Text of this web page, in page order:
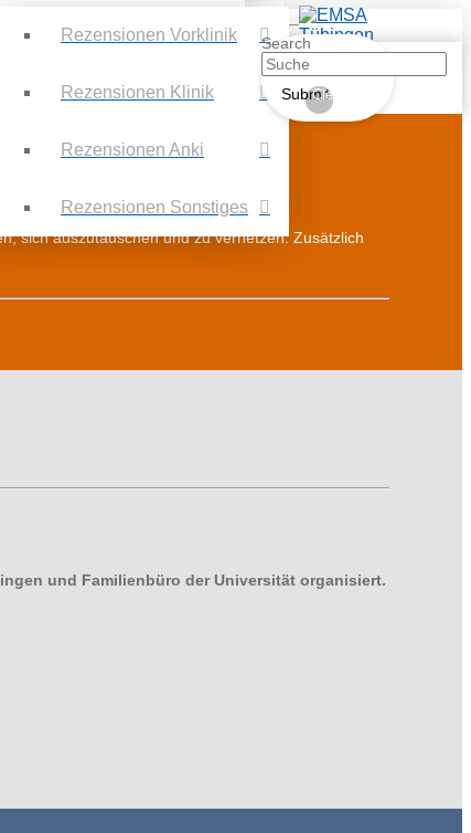
Rezensionen Vorklinik
Rezensionen Klinik
Rezensionen Anki
Rezensionen Sonstiges
Search
Submit
Clear
sich auszutauschen und zu vernetzen. Zusätzlich
und Familienbüro der Universität organisiert.